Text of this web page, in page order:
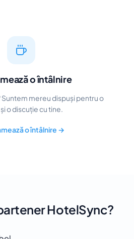
o întâlnire
Suntem mereu dispuși pentru o
o discuție cu tine.
o întâlnire →
HotelSync?